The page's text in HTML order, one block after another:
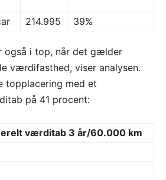
214.995 39%
også i top, når det gælder
værdifasthed, viser analysen.
topplacering med et
på 41 procent:
værditab 3 år/60.000 km